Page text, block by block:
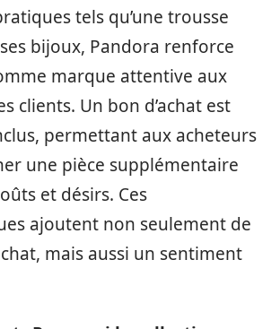
tels qu’une trousse
bijoux, Pandora renforce
marque attentive aux
clients. Un bon d’achat est
permettant aux acheteurs
une pièce supplémentaire
et désirs. Ces
ajoutent non seulement de
mais aussi un sentiment